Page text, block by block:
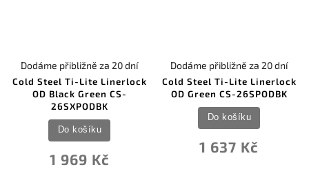
Cold Steel Ti-Lite Linerlock
OD Black Green CS-
26SXPODBK
Dodáme přibližně za 20 dní
1 969 Kč
Do košíku
Cold Steel Ti-Lite Linerlock
OD Green CS-26SPODBK
Dodáme přibližně za 20 dní
1 637 Kč
Do košíku